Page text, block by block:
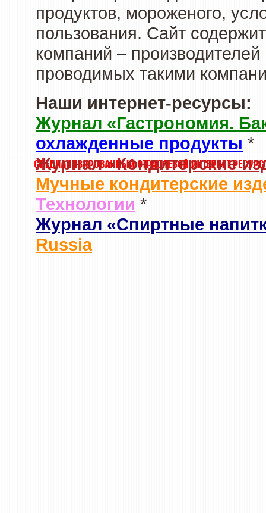
продуктов, мороженого,
пользования. Сайт
компаний –
проводимых такими
Наши интернет-ресурсы:
Журнал «Гастрономия.
охлажденные продукты *
Журнал «Кондитерские
Мучные кондитерские
Технологии *
Журнал «Спиртные
Russia